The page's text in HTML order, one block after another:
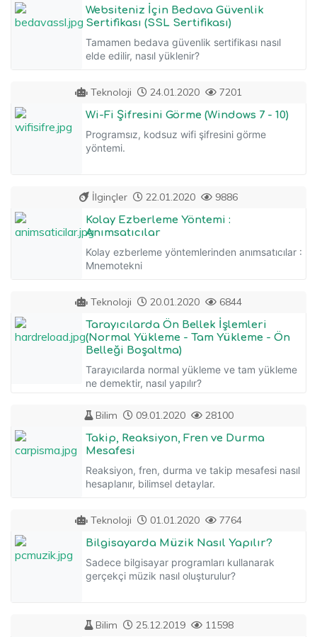
Websiteniz İçin Bedava Güvenlik
Sertifikası (SSL Sertifikası)
Tamamen bedava güvenlik sertifikası nasıl
elde edilir, nasıl yüklenir?
Teknoloji 24.01.2020 7201
Wi-Fi Şifresini Görme (Windows 7 - 10)
Programsız, kodsuz wifi şifresini görme
yöntemi.
İlginçler 22.01.2020 9886
Kolay Ezberleme Yöntemi :
Anımsatıcılar
Kolay ezberleme yöntemlerinden anımsatıcılar :
Mnemotekni
Teknoloji 20.01.2020 6844
Tarayıcılarda Ön Bellek İşlemleri
(Normal Yükleme - Tam Yükleme - Ön
Belleği Boşaltma)
Tarayıcılarda normal yükleme ve tam yükleme
ne demektir, nasıl yapılır?
Bilim 09.01.2020 28100
Takip, Reaksiyon, Fren ve Durma
Mesafesi
Reaksiyon, fren, durma ve takip mesafesi nasıl
hesaplanır, bilimsel detaylar.
Teknoloji 01.01.2020 7764
Bilgisayarda Müzik Nasıl Yapılır?
Sadece bilgisayar programları kullanarak
gerçekçi müzik nasıl oluşturulur?
Bilim 25.12.2019 11598